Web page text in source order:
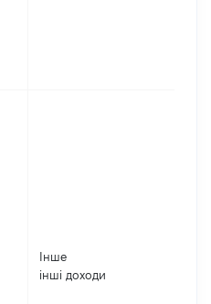
Інше
інші доходи